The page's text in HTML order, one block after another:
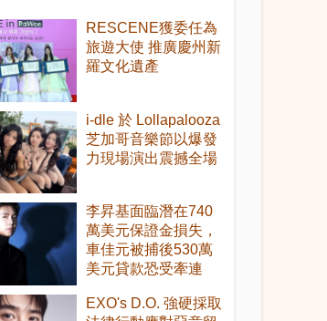
RESCENE獲委任為
旅遊大使 推廣慶州新
羅文化遺產
i-dle 於 Lollapalooza
芝加哥音樂節以爆發
力現場演出震撼全場
李昇基面臨潛在740
萬美元保證金損失，
車佳元被捕後530萬
美元貸款恐受牽連
EXO's D.O. 強硬採取